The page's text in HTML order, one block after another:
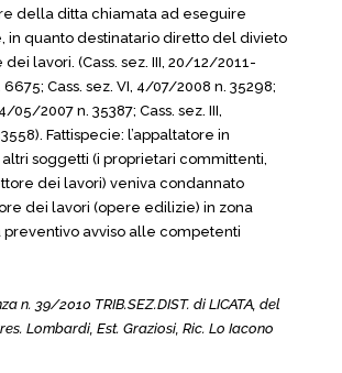
della ditta chiamata ad eseguire
in quanto destinatario diretto del divieto
lavori. (Cass. sez. III, 20/12/2011-
Cass. sez. VI, 4/07/2008 n. 35298;
05/2007 n. 35387; Cass. sez. III,
Fattispecie: l’appaltatore in
soggetti (i proprietari committenti,
dei lavori) veniva condannato
dei lavori (opere edilizie) in zona
preventivo avviso alle competenti
n. 39/2010 TRIB.SEZ.DIST. di LICATA, del
Lombardi, Est. Graziosi, Ric. Lo Iacono